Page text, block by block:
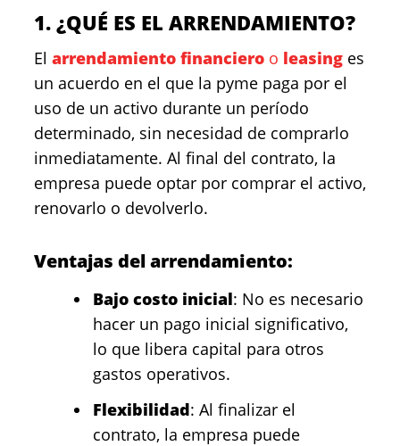
1. ¿QUÉ ES EL ARRENDAMIENTO?
El arrendamiento financiero o leasing es
un acuerdo en el que la pyme paga por el
uso de un activo durante un período
determinado, sin necesidad de comprarlo
inmediatamente. Al final del contrato, la
empresa puede optar por comprar el activo,
renovarlo o devolverlo.
Ventajas del arrendamiento:
Bajo costo inicial: No es necesario
hacer un pago inicial significativo,
lo que libera capital para otros
gastos operativos.
Flexibilidad: Al finalizar el
contrato, la empresa puede